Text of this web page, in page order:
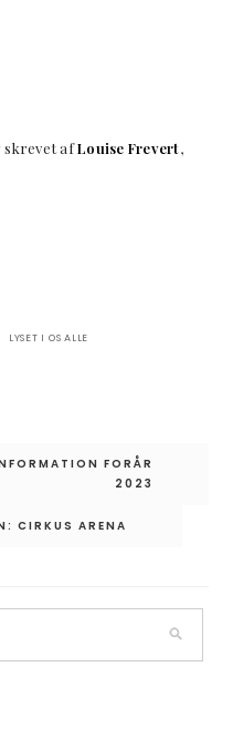
skrevet afLouise Frevert,
LYSET I OS ALLE
FORÅR
2023
CIRKUS ARENA